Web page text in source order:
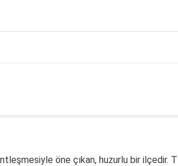
öne çıkan, huzurlu bir